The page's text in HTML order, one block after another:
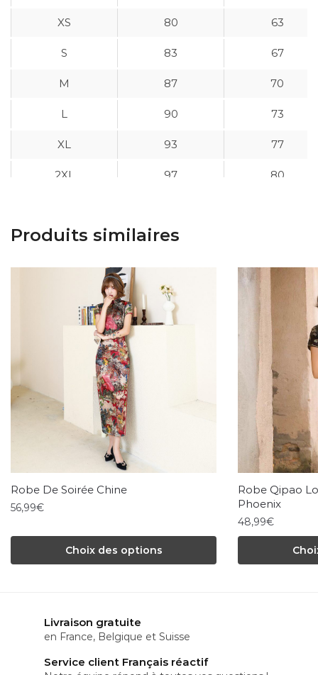
XS 80 63
S 83 67
M 87 70
L 90 73
XL 93 77
2XL 97 80
Produits similaires
Robe De Soirée Chine
56,99€
Choix des options
Ce
variations.
options
Robe Qipao
Phoenix
48,99€
produit
options
Livraison gratuite
en France, Belgique et Suisse
Service client Français réactif